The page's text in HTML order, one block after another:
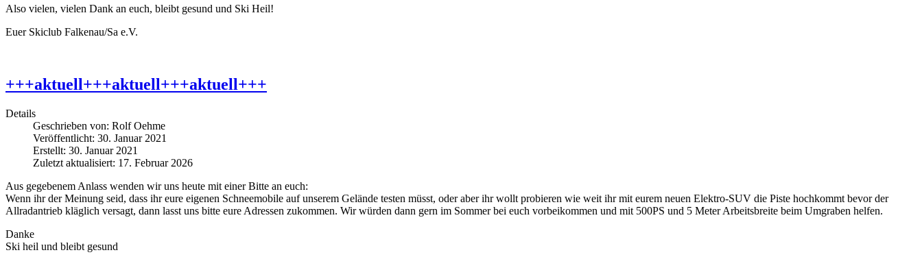
Also vielen, vielen Dank an euch, bleibt gesund und Ski Heil!
Euer Skiclub Falkenau/Sa e.V.
+++aktuell+++aktuell+++aktuell+++
Details
Geschrieben von: Rolf Oehme
Veröffentlicht: 30. Januar 2021
Erstellt: 30. Januar 2021
Zuletzt aktualisiert: 17. Februar 2026
Aus gegebenem Anlass wenden wir uns heute mit einer Bitte an euch:
Wenn ihr der Meinung seid, dass ihr eure eigenen Schneemobile auf unserem Gelände testen müsst, oder aber ihr wollt probieren wie weit ihr mit eurem neuen Elektro-SUV die Piste hochkommt bevor der
Allradantrieb kläglich versagt, dann lasst uns bitte eure Adressen zukommen. Wir würden dann gern im Sommer bei euch vorbeikommen und mit 500PS und 5 Meter Arbeitsbreite beim Umgraben helfen.
Danke
Ski heil und bleibt gesund